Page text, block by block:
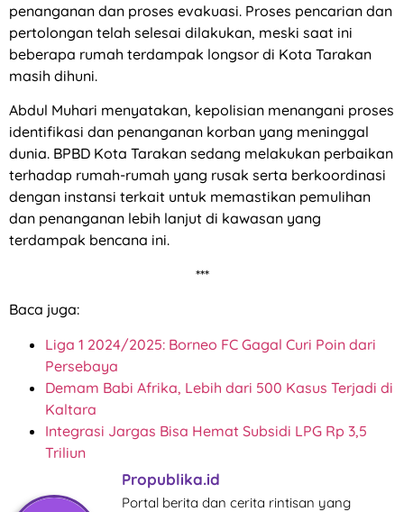
penanganan dan proses evakuasi. Proses pencarian dan
pertolongan telah selesai dilakukan, meski saat ini
beberapa rumah terdampak longsor di Kota Tarakan
masih dihuni.
Abdul Muhari menyatakan, kepolisian menangani proses
identifikasi dan penanganan korban yang meninggal
dunia. BPBD Kota Tarakan sedang melakukan perbaikan
terhadap rumah-rumah yang rusak serta berkoordinasi
dengan instansi terkait untuk memastikan pemulihan
dan penanganan lebih lanjut di kawasan yang
terdampak bencana ini.
***
Baca juga:
Liga 1 2024/2025: Borneo FC Gagal Curi Poin dari
Persebaya
Demam Babi Afrika, Lebih dari 500 Kasus Terjadi di
Kaltara
Integrasi Jargas Bisa Hemat Subsidi LPG Rp 3,5
Triliun
Propublika.id
Portal berita dan cerita rintisan yang